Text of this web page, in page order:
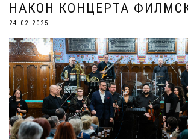
НАКОН КОНЦЕРТА
24.02.2025.